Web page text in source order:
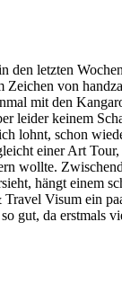
letzten
Zeichen von
mit den
leider keinem
lohnt, schon
einer Art
wollte.
hängt einem
Visum ein
gut, da erstmals